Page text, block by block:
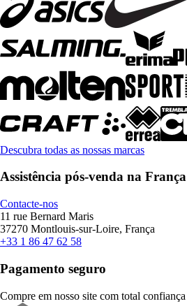
Descubra todas as nossas marcas
Assistência pós-venda na França
Contacte-nos
11 rue Bernard Maris
37270 Montlouis-sur-Loire, França
+33 1 86 47 62 58
Pagamento seguro
Compre em nosso site com total confiança